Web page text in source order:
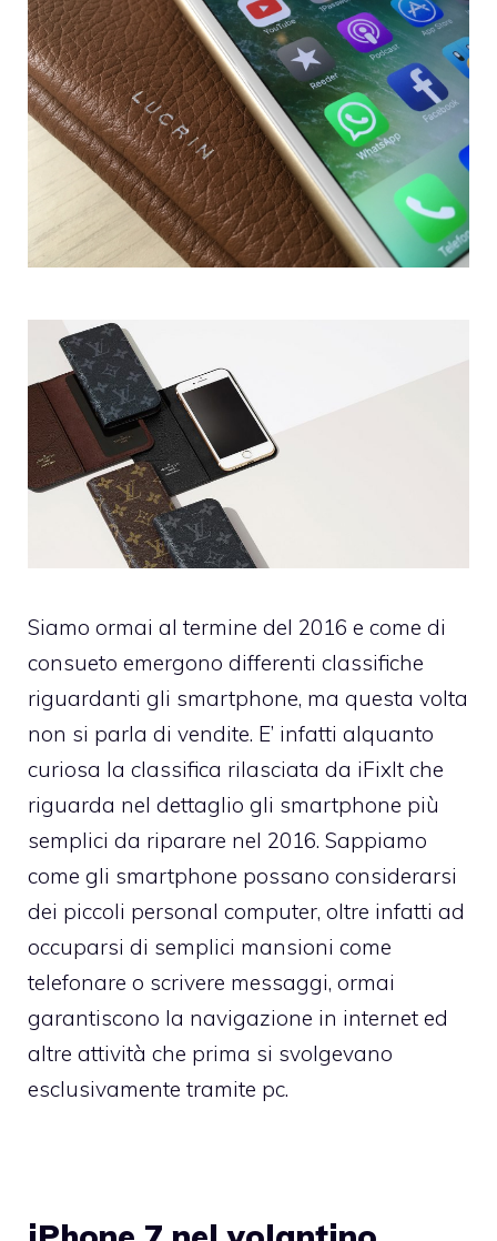
Siamo ormai al termine del 2016 e come di
consueto emergono differenti classifiche
riguardanti gli smartphone, ma questa volta
non si parla di vendite. E’ infatti alquanto
curiosa la classifica rilasciata da iFixlt che
riguarda nel dettaglio gli smartphone più
semplici da riparare nel 2016. Sappiamo
come gli smartphone possano considerarsi
dei piccoli personal computer, oltre infatti ad
occuparsi di semplici mansioni come
telefonare o scrivere messaggi, ormai
garantiscono la navigazione in internet ed
altre attività che prima si svolgevano
esclusivamente tramite pc.